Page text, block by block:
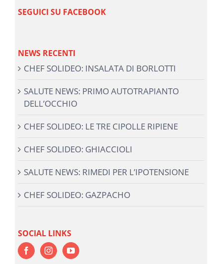
SEGUICI SU FACEBOOK
NEWS RECENTI
CHEF SOLIDEO: INSALATA DI BORLOTTI
SALUTE NEWS: PRIMO AUTOTRAPIANTO
DELL’OCCHIO
CHEF SOLIDEO: LE TRE CIPOLLE RIPIENE
CHEF SOLIDEO: GHIACCIOLI
SALUTE NEWS: RIMEDI PER L’IPOTENSIONE
CHEF SOLIDEO: GAZPACHO
SOCIAL LINKS